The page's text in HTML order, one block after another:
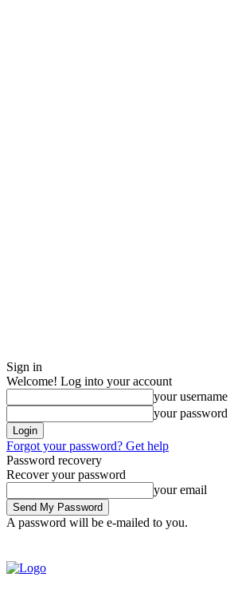
Sign in
Welcome! Log into your account
your username
your password
Forgot your password? Get help
Password recovery
Recover your password
your email
A password will be e-mailed to you.